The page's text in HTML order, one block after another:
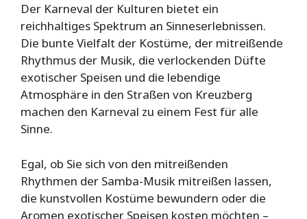
Der Karneval der Kulturen bietet ein
reichhaltiges Spektrum an Sinneserlebnissen.
Die bunte Vielfalt der Kostüme, der mitreißende
Rhythmus der Musik, die verlockenden Düfte
exotischer Speisen und die lebendige
Atmosphäre in den Straßen von Kreuzberg
machen den Karneval zu einem Fest für alle
Sinne.
Egal, ob Sie sich von den mitreißenden
Rhythmen der Samba-Musik mitreißen lassen,
die kunstvollen Kostüme bewundern oder die
Aromen exotischer Speisen kosten möchten –